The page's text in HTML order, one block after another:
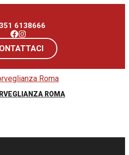
6138666
ROMA